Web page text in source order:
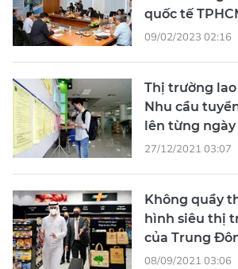
quốc tế
09/02/2023 02:16
Thị trường
Nhu cầu
lên từng ngày
27/12/2021 03:07
Không quầy
hình siêu thị
của Trung
08/09/2021 03:06